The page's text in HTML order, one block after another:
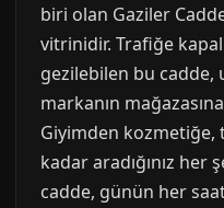
biri olan Gaziler
vitrinidir. Trafiğe
gezilebilen bu cadde,
markanın
Giyimden kozmetiğe,
kadar aradığınız her
cadde, günün her saati